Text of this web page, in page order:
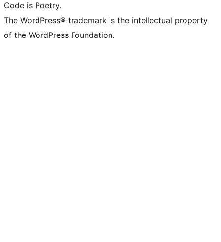
Code is Poetry.
The WordPress® trademark is the intellectual property
of the WordPress Foundation.